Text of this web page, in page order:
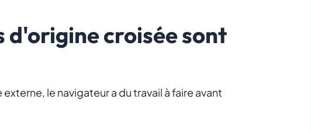
d'origine croisée sont
le navigateur a du travail à faire avant